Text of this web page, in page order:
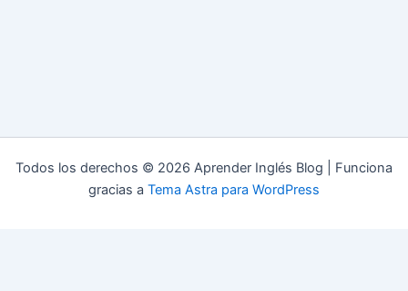
Todos los derechos © 2026 Aprender Inglés Blog | Funciona
gracias a Tema Astra para WordPress